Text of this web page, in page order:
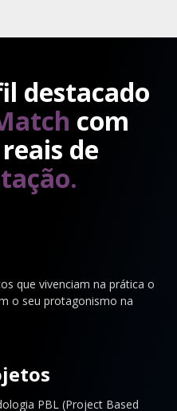
destacado
com
de
que vivenciam na prática o
o seu protagonismo na
PBL (Project Based